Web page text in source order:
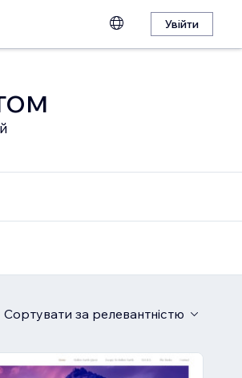
Увійти
Сортувати за релевантністю